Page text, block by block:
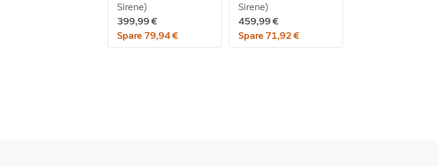
Sirene)
399,99 €
Spare 79,94 €
Sirene)
459,99 €
Spare 71,92 €